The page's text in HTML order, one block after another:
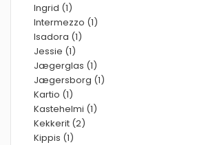
Ingrid (1)
Intermezzo (1)
Isadora (1)
Jessie (1)
Jægerglas (1)
Jægersborg (1)
Kartio (1)
Kastehelmi (1)
Kekkerit (2)
Kippis (1)